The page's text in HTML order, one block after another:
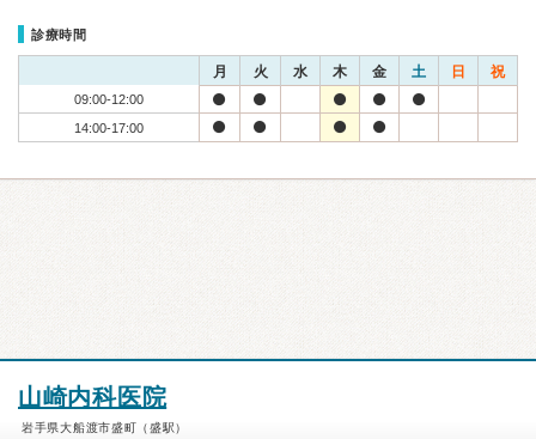
診療時間
月 火 水 木 金 土 日 祝
09:00-12:00
14:00-17:00
山崎内科医院
岩手県大船渡市盛町（盛駅）